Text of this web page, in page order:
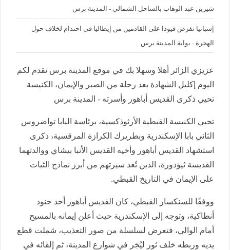
شيرين عبد الوهاب بالساحل الشمالي - المدينة برس
إسبانيا تفرض قيودا على القادمين من إيطاليا في احتدام لخلاف حول
الهجرة - بوابة المدينة برس
عزيزي الزائر أهلا وسهلا بك في موقع المدينة برس نقدم لكم
اليوم إكليل الشهادة بعد رحلة من الصبر والإيمان، الكنيسة
تحيي ذكرى القديس أباهور وأسرته - المدينة برس
تحيي الكنيسة القبطية الأرثوذكسية، برئاسة البابا تواضروس
الثاني بابا الإسكندرية وبطريرك الكرازة المرقسية، ذكرى
استشهاد القديس أباهور وأخيه القديس الأنبا بيشاي ووالدتهما
القديسة ثيؤدورة، الذين تُعد سيرتهم من أبرز نماذج الثبات
على الإيمان في التاريخ القبطي.
ووفقًا للسنكسار القبطي، كان القديس أباهور أحد جنود
أنطاكية، وتوجه إلى الإسكندرية حيث أعلن إيمانه بالمسيح
أمام الوالي، فتعرض لسلسلة من صور التعذيب، شملت قطع
يديه وربطه خلف ثور ليُجَر في شوارع المدينة، ثم إلقائه في